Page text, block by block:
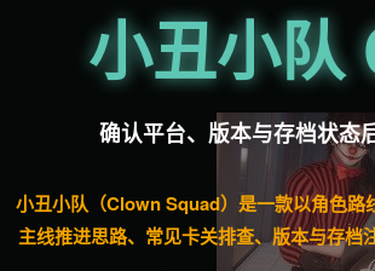
小丑小
确认平台、版本与存档状态
小丑小队（Clown Squad）是一款以角色路
主线推进思路、常见卡关排查、版本与存